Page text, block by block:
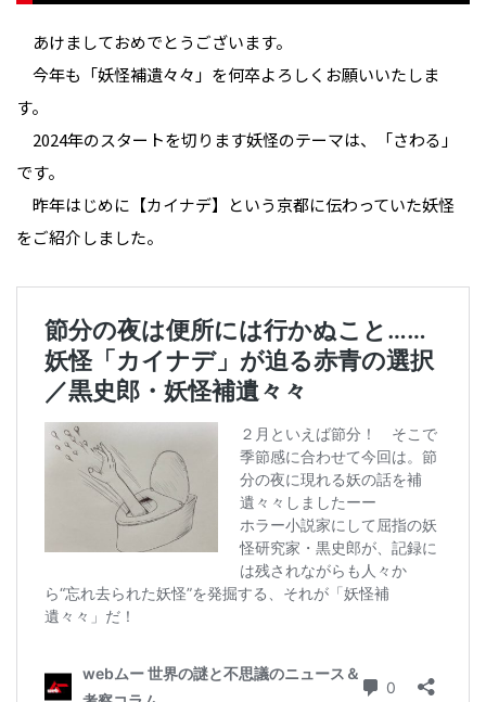
あけましておめでとうございます。
今年も「妖怪補遺々々」を何卒よろしくお願いいたしま
す。
2024年のスタートを切ります妖怪のテーマは、「さわる」
です。
昨年はじめに【カイナデ】という京都に伝わっていた妖怪
をご紹介しました。